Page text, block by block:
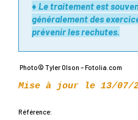
♦ Le traitement est
généralement des
prévenir les rechutes.
Photo© Tyler Olson – Fotolia.com
Mise à jour le 13/07/
Référence: